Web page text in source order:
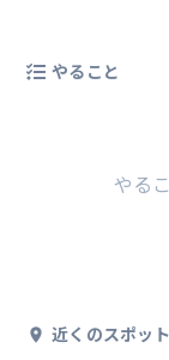
やること
やる
近くのスポット